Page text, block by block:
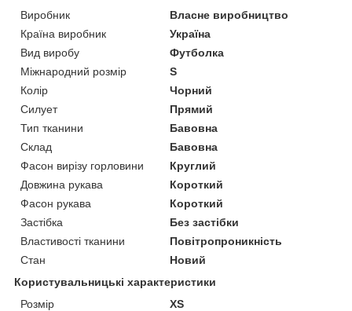
Виробник
Власне виробництво
Країна виробник
Україна
Вид виробу
Футболка
Міжнародний розмір
S
Колір
Чорний
Силует
Прямий
Тип тканини
Бавовна
Склад
Бавовна
Фасон вирізу горловини
Круглий
Довжина рукава
Короткий
Фасон рукава
Короткий
Застібка
Без застібки
Властивості тканини
Повітропроникність
Стан
Новий
Користувальницькі характеристики
Розмір
XS